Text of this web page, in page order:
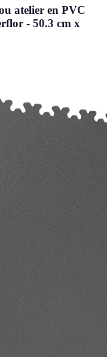
atelier en PVC
- 50.3 cm x